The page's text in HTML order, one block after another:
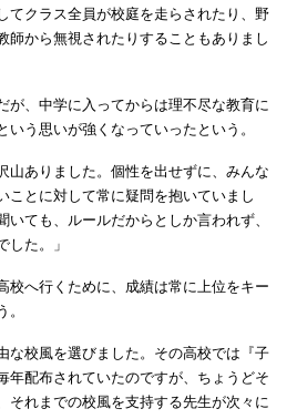
てクラス全員が校庭を走らされたり、野
師から無視されたりすることもありまし
が、中学に入ってからは理不尽な教育に
う思いが強くなっていったという。
山ありました。個性を出せずに、みんな
ことに対して常に疑問を抱いていまし
ても、ルールだからとしか言われず、
した。」
校へ行くために、成績は常に上位をキー
な校風を選びました。その高校では『子
年配布されていたのですが、ちょうどそ
それまでの校風を支持する先生が次々に